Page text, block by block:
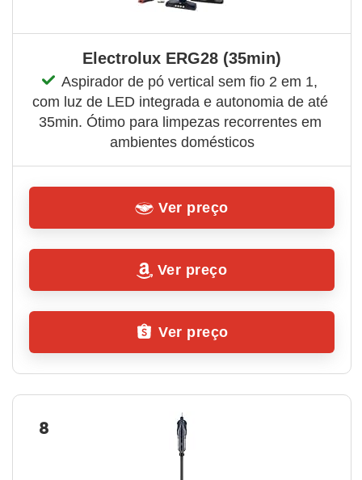
Electrolux ERG28 (35min)
Aspirador de pó vertical sem fio 2 em 1,
com luz de LED integrada e autonomia de até
35min. Ótimo para limpezas recorrentes em
ambientes domésticos
Ver preço
Ver preço
Ver preço
8